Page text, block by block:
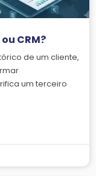
CRM?
de um cliente,
um terceiro